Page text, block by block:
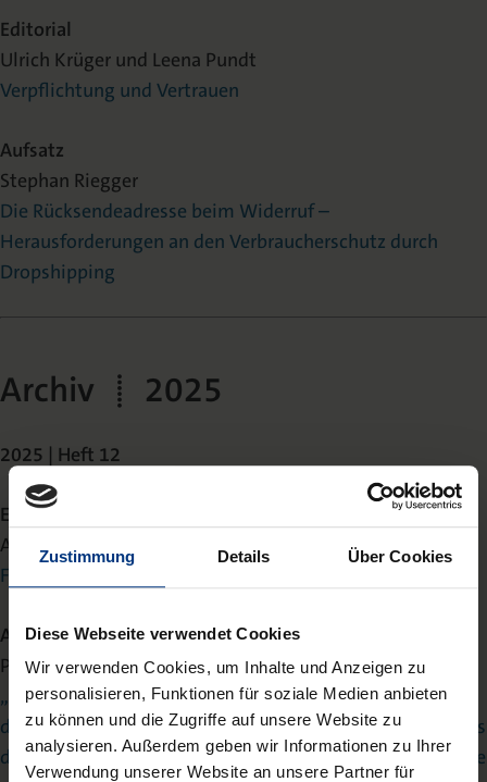
Zustimmung Details Über Cookies
Diese Webseite verwendet Cookies
Wir verwenden Cookies, um Inhalte und Anzeigen zu
personalisieren, Funktionen für soziale Medien anbieten
zu können und die Zugriffe auf unsere Website zu
analysieren. Außerdem geben wir Informationen zu Ihrer
Verwendung unserer Website an unsere Partner für
Editorial
Ulrich Krüger und Leena Pundt
Verpflichtung und Vertrauen
Aufsatz
Stephan Riegger
Die Rücksendeadresse beim Widerruf –
Herausforderungen an den Verbraucherschutz durch
Dropshipping
Archiv | 2025
2025 | Heft 12
Editorial
Arne Maier
Finger weg vom Online-Banking!
Aufsatz
Peter Rott
„Naming and Shaming“ oder Verbraucherschutz durch
das Benennen von Ross und Reiter – Gedanken aus Anlass
des Beschlusses des BGH vom 17.6.2025 in Sachen gas.de